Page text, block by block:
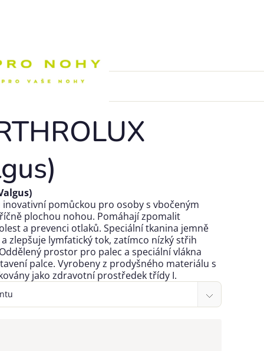
inovativní pomůckou pro osoby s vbočeným
plochou nohou. Pomáhají zpomalit
a prevenci otlaků. Speciální tkanina jemně
zlepšuje lymfatický tok, zatímco nízký střih
prostor pro palec a speciální vlákna
palce. Vyrobeny z prodyšného materiálu s
jako zdravotní prostředek třídy I.